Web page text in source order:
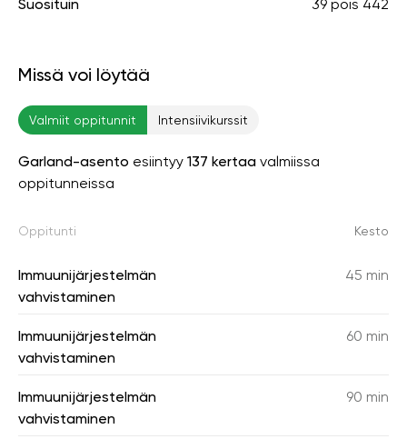
Suosituin 39 pois 442
Missä voi löytää
Valmiit oppitunnit Intensiivikurssit
Garland-asento esiintyy 137 kertaa valmiissa
oppitunneissa
Oppitunti Kesto
Immuunijärjestelmän
vahvistaminen
45 min
Immuunijärjestelmän
vahvistaminen
60 min
Immuunijärjestelmän
vahvistaminen
90 min